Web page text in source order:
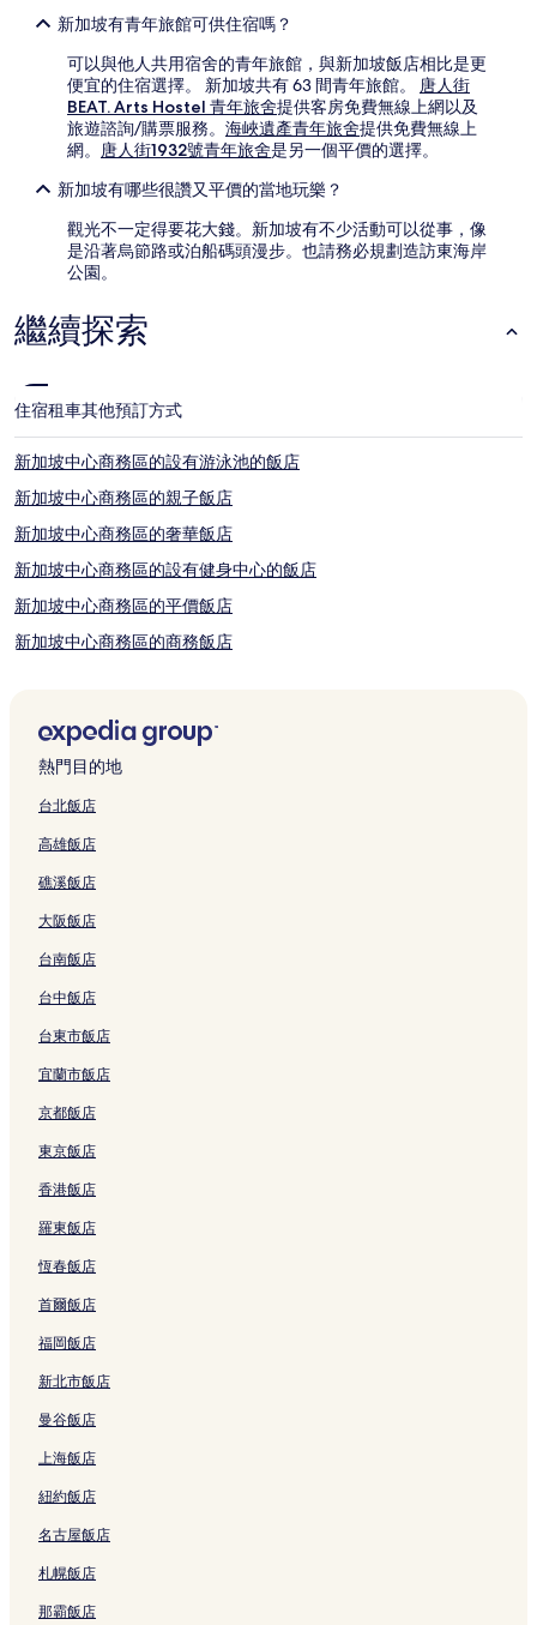
新加坡有青年旅館可供住宿嗎？
可以與他人共用宿舍的青年旅館，與新加坡飯店相比是更
便宜的住宿選擇。 新加坡共有 63 間青年旅館。
唐人街
BEAT. Arts Hostel 青年旅舍提供客房免費無線上網以及
旅遊諮詢/購票服務。 海峽遺產青年旅舍提供免費無線上
網。
唐人街1932號青年旅舍是另一個平價的選擇。
新加坡有哪些很讚又平價的當地玩樂？
觀光不一定得要花大錢。新加坡有不少活動可以從事，像
是沿著烏節路或泊船碼頭漫步。也請務必規劃造訪東海岸
公園。
繼續探索
住宿租車其他預訂方式
新加坡中心商務區的設有游泳池的飯店
新加坡中心商務區的親子飯店
新加坡中心商務區的奢華飯店
新加坡中心商務區的設有健身中心的飯店
新加坡中心商務區的平價飯店
新加坡中心商務區的商務飯店
殖民區的設有健身中心的飯店
新加坡的設有游泳池的飯店
新加坡的方便購物的飯店
新加坡的寵物友善飯店
新加坡的設有健身中心的飯店
新加坡的提供免費早餐的飯店
新加坡的賭場飯店
新加坡的高爾夫飯店
新加坡的設有廚房的飯店
新加坡的商務飯店
新加坡的精品飯店
新加坡的海灘飯店
新加坡的平價飯店
新加坡的方便購物的飯店
新加坡的設有停車場的飯店
舊禧街警察局附近的飯店
達豪施方尖紀念碑附近的飯店
史丹福萊佛士爵士雕像附近的飯店
熱門目的地
台北飯店
高雄飯店
礁溪飯店
大阪飯店
台南飯店
台中飯店
台東市飯店
宜蘭市飯店
京都飯店
東京飯店
香港飯店
羅東飯店
恆春飯店
首爾飯店
福岡飯店
新北市飯店
曼谷飯店
上海飯店
紐約飯店
名古屋飯店
札幌飯店
那霸飯店